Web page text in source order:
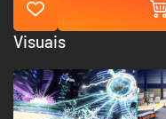
Visuais